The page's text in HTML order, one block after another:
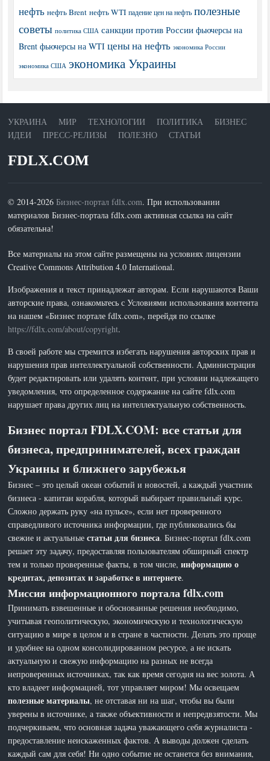
нефть нефть Brent нефть WTI падение цен на нефть полезные
советы политика США санкции против России фьючерсы на
Brent фьючерсы на WTI цены на нефть экономика России
экономика США экономика Украины
УКРАИНА МИР ТЕХНОЛОГИИ ПОЛИТИКА
БИЗНЕС
ИДЕИ
ПРЕСС-РЕЛИЗЫ ПОЛЕЗНО СТАТЬИ
FDLX.COM
© 2014-2026 Бизнес-портал fdlx.com. При использовании
материалов Бизнес-портала fdlx.com активная ссылка на сайт
обязательна!
Все материалы на этом сайте размещены на условиях лицензии
Creative Commons Attribution 4.0 International.
Изображения и текст принадлежат авторам. Если нарушаются Ваши
авторские права, ознакомьтесь с Условиями использования контента
на нашем «Бизнес портале fdlx.com», перейдя по ссылке
https://fdlx.com/about/copyright.
В своей работе мы стремится избегать нарушения авторских прав и
нарушения прав интеллектуальной собственности. Администрация
будет редактировать или удалять контент, при условии надлежащего
уведомления, что определенное содержание на сайте fdlx.com
нарушает права других лиц на интеллектуальную собственность.
Бизнес портал FDLX.COM: все статьи для
бизнеса, предпринимателей, всех граждан
Украины и ближнего зарубежья
Бизнес – это целый океан событий и новостей, а каждый участник
бизнеса - капитан корабля, который выбирает правильный курс.
Сложно держать руку «на пульсе», если нет проверенного
справедливого источника информации, где публиковались бы
свежие и актуальныестатьи для бизнеса. Бизнес-портал fdlx.com
решает эту задачу, предоставляя пользователям обширный спектр
тем и только проверенные факты, в том числе,информацию о
кредитах, депозитах и заработке в интернете.
Миссия информационного портала fdlx.com
Принимать взвешенные и обоснованные решения необходимо,
учитывая геополитическую, экономическую и технологическую
ситуацию в мире в целом и в стране в частности. Делать это проще
и удобнее на одном консолидированном ресурсе, а не искать
актуальную и свежую информацию на разных не всегда
непроверенных источниках, так как время сегодня на вес золота. А
кто владеет информацией, тот управляет миром! Мы освещаем
полезные материалы, не отставая ни на шаг, чтобы вы были
уверены в источнике, а также объективности и непредвзятости. Мы
подчеркиваем, что основная задача уважающего себя журналиста -
предоставление неискаженных фактов. А выводы должен сделать
каждый сам для себя! Ни одно событие не останется без внимания,